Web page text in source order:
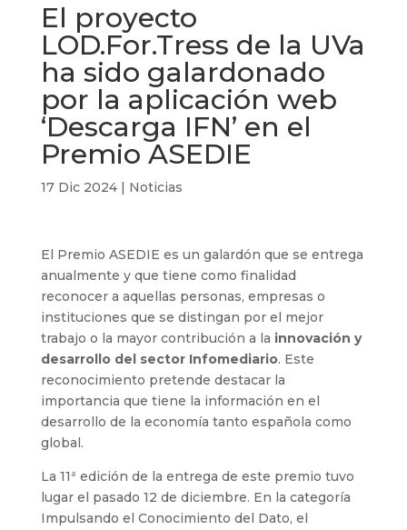
El proyecto
LOD.For.Tress de la UVa
ha sido galardonado
por la aplicación web
‘Descarga IFN’ en el
Premio ASEDIE
17 Dic 2024| Noticias
El Premio ASEDIE es un galardón que se entrega
anualmente y que tiene como finalidad
reconocer a aquellas personas, empresas o
instituciones que se distingan por el mejor
trabajo o la mayor contribución a la innovación y
desarrollo del sector Infomediario. Este
reconocimiento pretende destacar la
importancia que tiene la información en el
desarrollo de la economía tanto española como
global.
La 11ª edición de la entrega de este premio tuvo
lugar el pasado 12 de diciembre. En la categoría
Impulsando el Conocimiento del Dato, el